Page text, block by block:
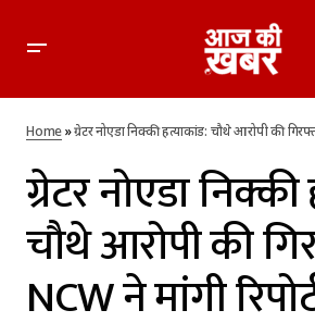
रिपोर्ट
Home»ग्रेटर नोएडा निक्की हत्याकांड: चौथे आरोपी की
ग्रेटर नोएडा
चौथे आरोपी की
NCW ने मांगी